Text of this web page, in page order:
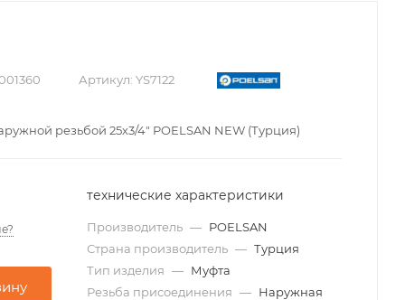
Артикул: YS7122
резьбой 25х3/4" POELSAN NEW (Турция)
технические характеристики
Производитель — POELSAN
Страна производитель — Турция
Тип изделия — Муфта
Резьба присоединения — Наружная